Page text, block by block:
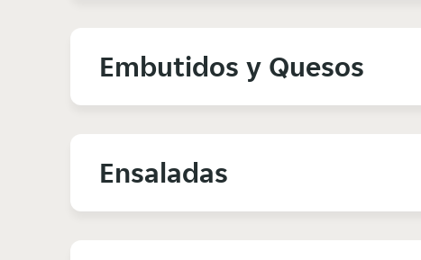
Embutidos y Quesos
Ensaladas